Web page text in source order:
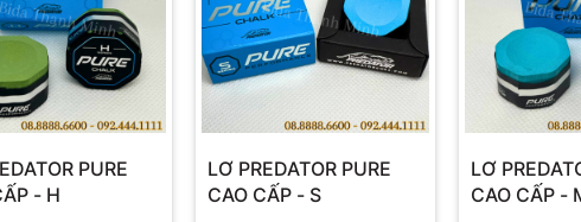
PURE
- H
LƠ PREDATOR PURE
CAO CẤP - S
LƠ
CAO CẤP -